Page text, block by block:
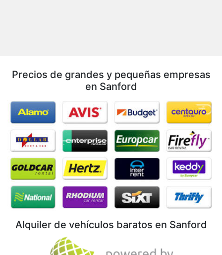
Precios de grandes y pequeñas empresas
en Sanford
Alquiler de vehículos baratos en Sanford